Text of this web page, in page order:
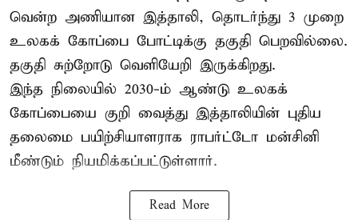
வென்ற அணியான இத்தாலி, தொடர்ந்து 3 முறை
உலகக் கோப்பை போட்டிக்கு தகுதி பெறவில்லை.
தகுதி சுற்றோடு வெளியேறி இருக்கிறது.
இந்த நிலையில் 2030-ம் ஆண்டு உலகக்
கோப்பையை குறி வைத்து இத்தாலியின் புதிய
தலைமை பயிற்சியாளராக ராபர்ட்டோ மன்சினி
மீண்டும் நியமிக்கப்பட்டுள்ளார்.
Read More